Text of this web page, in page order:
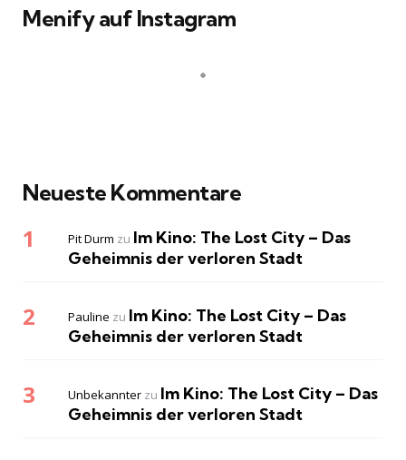
Menify auf Instagram
Neueste Kommentare
Pit Durm zu Im Kino: The Lost City – Das
Geheimnis der verloren Stadt
Pauline zu Im Kino: The Lost City – Das
Geheimnis der verloren Stadt
Unbekannter zu Im Kino: The Lost City – Das
Geheimnis der verloren Stadt